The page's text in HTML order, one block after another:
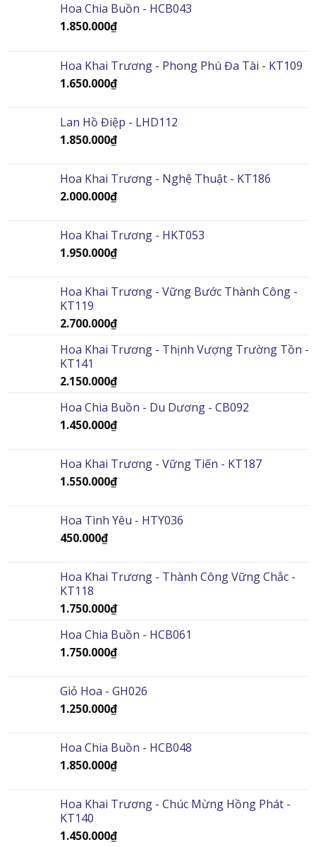
Hoa Chia Buồn - HCB043
1.850.000₫
Hoa Khai Trương - Phong Phú Đa Tài - KT109
1.650.000₫
Lan Hồ Điệp - LHD112
1.850.000₫
Hoa Khai Trương - Nghệ Thuật - KT186
2.000.000₫
Hoa Khai Trương - HKT053
1.950.000₫
Hoa Khai Trương - Vững Bước Thành Công -
KT119
2.700.000₫
Hoa Khai Trương - Thịnh Vượng Trường Tồn -
KT141
2.150.000₫
Hoa Chia Buồn - Du Dương - CB092
1.450.000₫
Hoa Khai Trương - Vững Tiến - KT187
1.550.000₫
Hoa Tình Yêu - HTY036
450.000₫
Hoa Khai Trương - Thành Công Vững Chắc -
KT118
1.750.000₫
Hoa Chia Buồn - HCB061
1.750.000₫
Giỏ Hoa - GH026
1.250.000₫
Hoa Chia Buồn - HCB048
1.850.000₫
Hoa Khai Trương - Chúc Mừng Hồng Phát -
KT140
1.450.000₫